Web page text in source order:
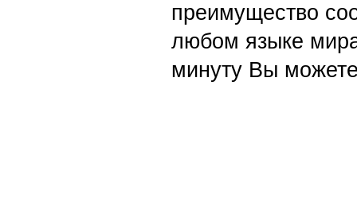
преимущество
любом языке
минуту Вы